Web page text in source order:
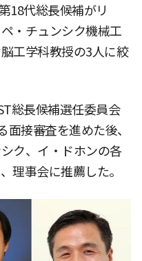
18代総長候補がリ
・チュンシク機械工
工学科教授の3人に絞
総長候補選任委員会
接審査を進めた後、
ク、イ・ドホンの各
理事会に推薦した。